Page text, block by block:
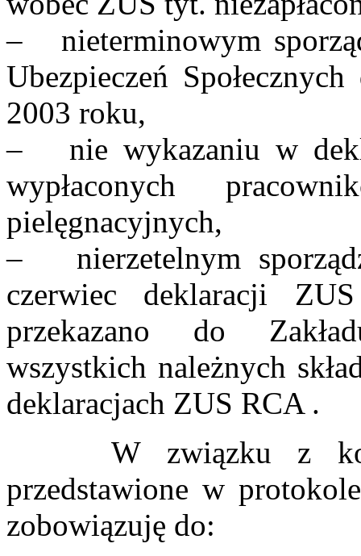
– nieterminowym
Ubezpieczeń
2003 roku,
– nie wykazaniu w
wypłaconych
pielęgnacyjnych,
– nierzetelnym
czerwiec deklaracji
przekazano do
wszystkich należnych
deklaracjach ZUS RCA .
W związku z
przedstawione w
zobowiązuję do: